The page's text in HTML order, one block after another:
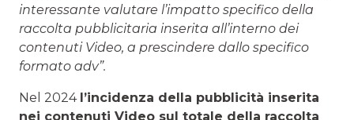
interessante valutare l’impatto specifico della
raccolta pubblicitaria inserita all’interno dei
contenuti Video, a prescindere dallo specifico
formato adv”.
Nel 2024 l’incidenza della pubblicità inserita
nei contenuti Video sul totale della raccolta